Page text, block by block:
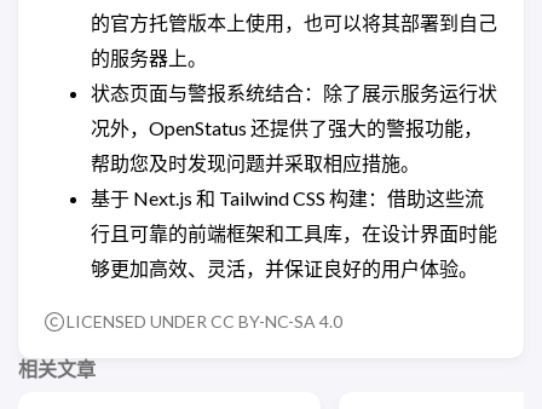
的官方托管版本上使用，也可以将其部署到自己
的服务器上。
状态页面与警报系统结合：除了展示服务运行状
况外，OpenStatus 还提供了强大的警报功能，
帮助您及时发现问题并采取相应措施。
基于 Next.js 和 Tailwind CSS 构建：借助这些流
行且可靠的前端框架和工具库，在设计界面时能
够更加高效、灵活，并保证良好的用户体验。
LICENSED UNDER CC BY-NC-SA 4.0
相关文章